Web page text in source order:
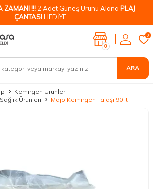
ZAMANI !!! 2 Adet Güneş Ürünü Alana PLAJ
ÇANTASIHEDİYE
ARA
0
0
Kemirgen Ürünleri
Ürünleri
Majo Kemirgen Talaşı 90 lt